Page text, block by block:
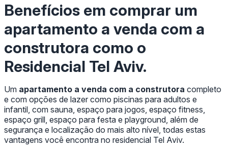
Benefícios em comprar um
apartamento a venda com a
construtora como o
Residencial Tel Aviv.
Um apartamento a venda com a construtora completo
e com opções de lazer como piscinas para adultos e
infantil, com sauna, espaço para jogos, espaço fitness,
espaço grill, espaço para festa e playground, além de
segurança e localização do mais alto nível, todas estas
vantagens você encontra no residencial Tel Aviv.